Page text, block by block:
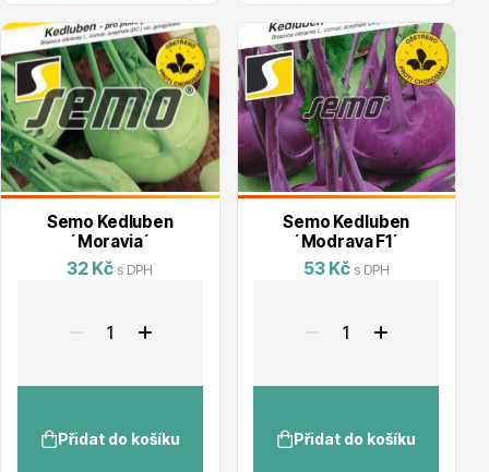
Hortenzie
Azalky a rododendrony
Růže KORDES
Semo Kedluben
´Moravia´
32 Kč s DPH
Přidat do košíku
Semo Kedluben
´Modrava F1´
53 Kč s DPH
Přidat do košíku